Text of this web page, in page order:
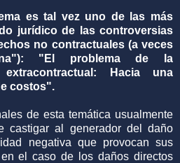
es tal vez uno de las más
jurídico de las controversias
no contractuales (a veces
"El problema de la
Hacia una
costos".
de esta temática usualmente
castigar al generador del daño
negativa que provocan sus
el caso de los daños directos